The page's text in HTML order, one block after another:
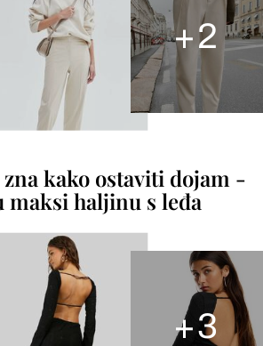
+2
kako ostaviti dojam -
maksi haljinu s leđa
+3